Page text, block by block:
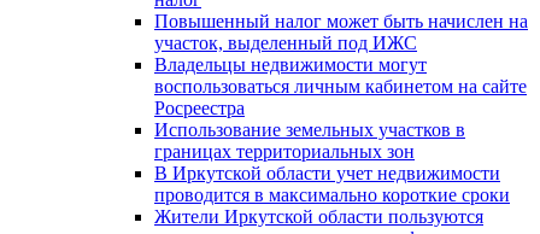
Повышенный налог может быть начислен на
участок, выделенный под ИЖС
Владельцы недвижимости могут
воспользоваться личным кабинетом на сайте
Росреестра
Использование земельных участков в
границах территориальных зон
В Иркутской области учет недвижимости
проводится в максимально короткие сроки
Жители Иркутской области пользуются